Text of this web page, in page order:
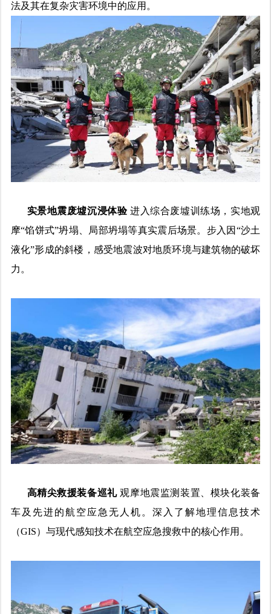
法及其在复杂灾害环境中的应用。
实景地震废墟沉浸体验进入综合废墟训练场，实地观
摩“馅饼式”坍塌、局部坍塌等真实震后场景。步入因“沙土
液化”形成的斜楼，感受地震波对地质环境与建筑物的破坏
力。
高精尖救援装备巡礼观摩地震监测装置、模块化装备
车及先进的航空应急无人机。深入了解地理信息技术
（GIS）与现代感知技术在航空应急搜救中的核心作用。